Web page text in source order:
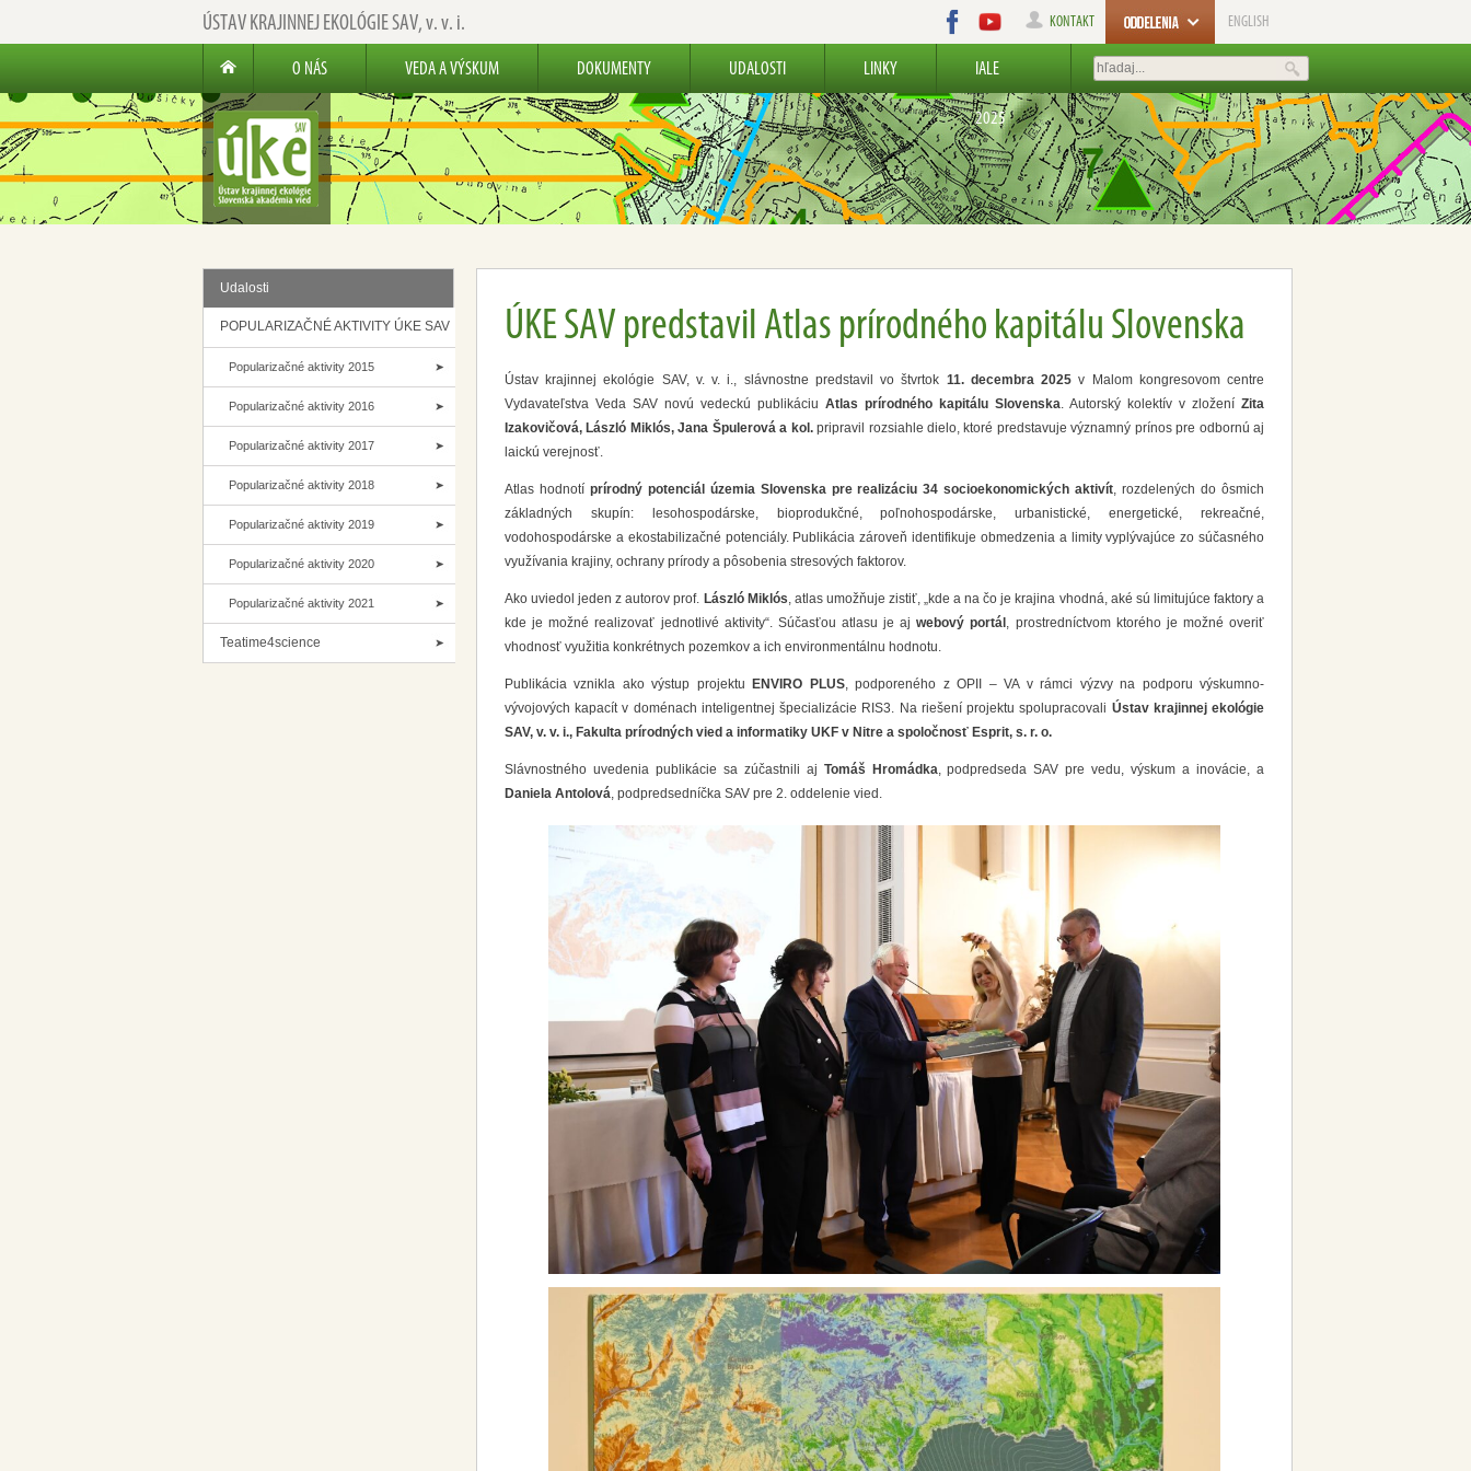
ÚSTAV KRAJINNEJ EKOLÓGIE SAV,v. v. i. ENGLISH
KONTAKT
O NÁS VEDA A VÝSKUM DOKUMENTY UDALOSTI LINKY IALE
2025
Udalosti
POPULARIZAČNÉ AKTIVITY ÚKE SAV
Popularizačné aktivity 2015
Popularizačné aktivity 2016
Popularizačné aktivity 2017
Popularizačné aktivity 2018
Popularizačné aktivity 2019
Popularizačné aktivity 2020
Popularizačné aktivity 2021
Teatime4science
ÚKE SAV predstavil Atlas prírodného kapitálu Slovenska
Ústav krajinnej ekológie SAV, v. v. i., slávnostne predstavil vo štvrtok 11. decembra 2025 v Malom kongresovom centre
Vydavateľstva Veda SAV novú vedeckú publikáciu Atlas prírodného kapitálu Slovenska. Autorský kolektív v zložení Zita
Izakovičová, László Miklós, Jana Špulerová a kol.pripravil rozsiahle dielo, ktoré predstavuje významný prínos pre odbornú aj
laickú verejnosť.
Atlas hodnotí prírodný potenciál územia Slovenska pre realizáciu 34 socioekonomických aktivít, rozdelených do ôsmich
základných skupín: lesohospodárske, bioprodukčné, poľnohospodárske, urbanistické, energetické, rekreačné,
vodohospodárske a ekostabilizačné potenciály. Publikácia zároveň identifikuje obmedzenia a limity vyplývajúce zo súčasného
využívania krajiny, ochrany prírody a pôsobenia stresových faktorov.
Ako uviedol jeden z autorov prof. László Miklós, atlas umožňuje zistiť, „kde a na čo je krajina vhodná, aké sú limitujúce faktory a
kde je možné realizovať jednotlivé aktivity“. Súčasťou atlasu je ajwebový portál , prostredníctvom ktorého je možné overiť
vhodnosť využitia konkrétnych pozemkov a ich environmentálnu hodnotu.
Publikácia vznikla ako výstup projektu ENVIRO PLUS, podporeného z OPII – VA v rámci výzvy na podporu výskumno-
vývojových kapacít v doménach inteligentnej špecializácie RIS3. Na riešení projektu spolupracovali Ústav krajinnej ekológie
SAV, v. v. i., Fakulta prírodných vied a informatiky UKF v Nitre a spoločnosť Esprit, s. r. o.
Slávnostného uvedenia publikácie sa zúčastnili aj Tomáš Hromádka, podpredseda SAV pre vedu, výskum a inovácie, a
Daniela Antolová, podpredsedníčka SAV pre 2. oddelenie vied.